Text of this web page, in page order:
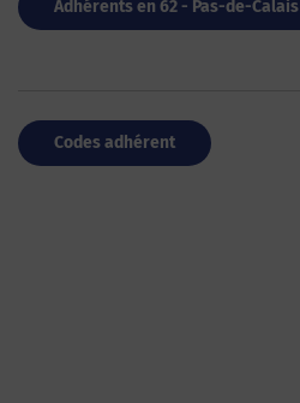
Adhérents en 62 - Pas-de-Calais
Codes adhérent